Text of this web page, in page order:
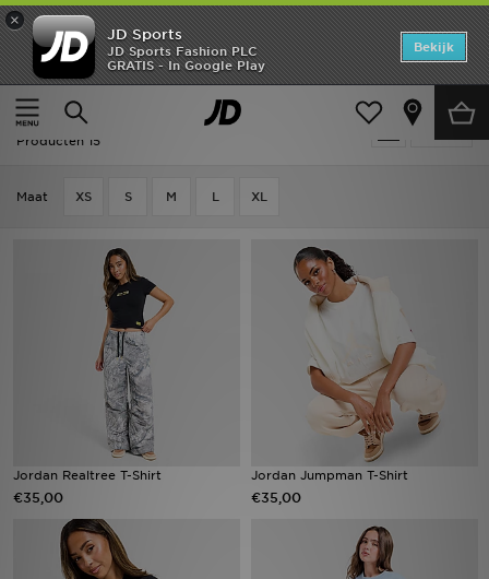
×
JD Sports
JD Sports Fashion PLC
GRATIS - In Google Play
Bekijk
Thuis
Dames Dameskleding Tops
Dames - Jordan Tops
Producten 15
Maat XS S M L XL
Jordan Realtree T-Shirt
€35,00
Jordan Jumpman T-Shirt
€35,00
Home
Offers
New In
Vind een winkel